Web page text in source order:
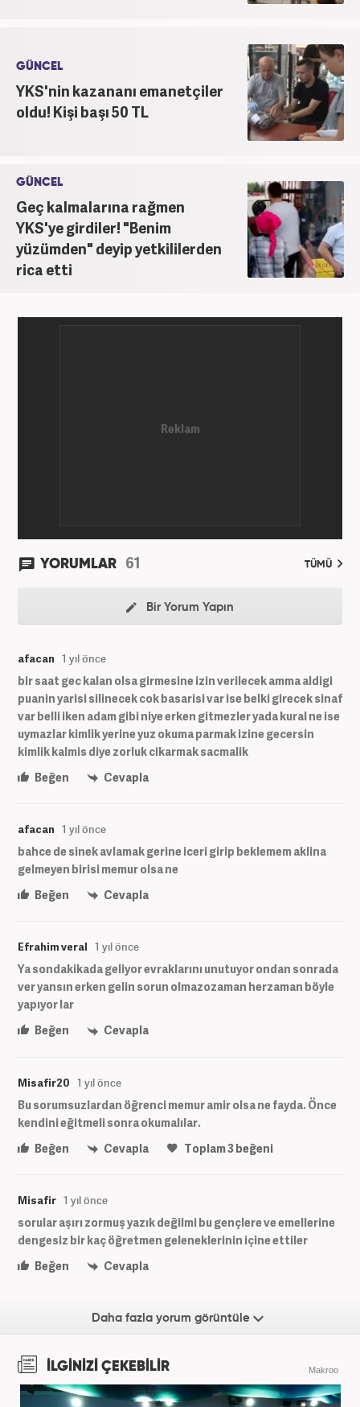
GÜNCEL
YKS'nin kazananı emanetçiler
oldu! Kişi başı 50 TL
GÜNCEL
Geç kalmalarına rağmen
YKS'ye girdiler! "Benim
yüzümden" deyip yetkililerden
rica etti
YORUMLAR 61 TÜMÜ
Bir Yorum Yapın
afacan 1 yıl önce
bir saat gec kalan olsa girmesine izin verilecek amma aldigi
puanin yarisi silinecek cok basarisi var ise belki girecek sinaf
var belli iken adam gibi niye erken gitmezler yada kural ne ise
uymazlar kimlik yerine yuz okuma parmak izine gecersin
kimlik kalmis diye zorluk cikarmak sacmalik
Beğen
Cevapla
afacan 1 yıl önce
bahce de sinek avlamak gerine iceri girip beklemem aklina
gelmeyen birisi memur olsa ne
Beğen
Cevapla
Efrahim veral 1 yıl önce
Ya sondakikada geliyor evraklarını unutuyor ondan sonrada
ver yansın erken gelin sorun olmazozaman herzaman böyle
yapıyor lar
Beğen
Cevapla
Misafir20 1 yıl önce
Bu sorumsuzlardan öğrenci memur amir olsa ne fayda. Önce
kendini eğitmeli sonra okumalılar.
Beğen
Cevapla Toplam3beğeni
Misafir 1 yıl önce
sorular aşırı zormuş yazık değilmi bu gençlere ve emellerine
dengesiz bir kaç öğretmen geleneklerinin içine ettiler
Beğen
Cevapla
Daha fazla yorum görüntüle
İLGİNİZİ ÇEKEBİLİR Makroo